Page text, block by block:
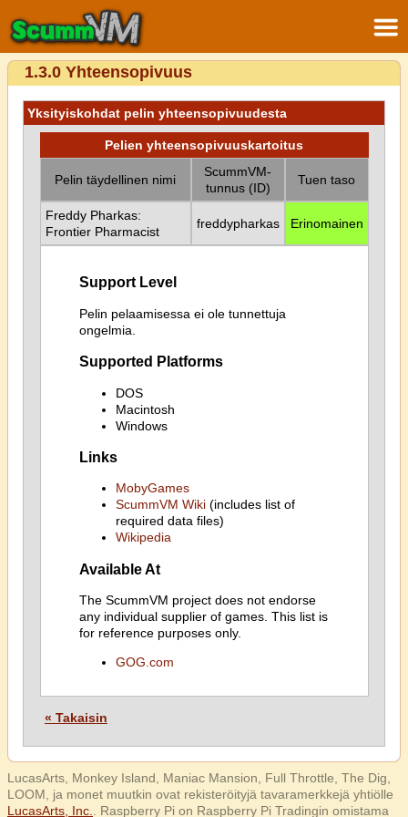
1.3.0 Yhteensopivuus
Yksityiskohdat pelin yhteensopivuudesta
Pelien yhteensopivuuskartoitus
Pelin täydellinen nimi
ScummVM-
tunnus (ID)
Tuen taso
Freddy Pharkas:
Frontier Pharmacist
freddypharkas Erinomainen
Support Level
Pelin pelaamisessa ei ole tunnettuja
ongelmia.
Supported Platforms
DOS
Macintosh
Windows
Links
MobyGames
ScummVM Wiki(includes list of
required data files)
Wikipedia
Available At
The ScummVM project does not endorse
any individual supplier of games. This list is
for reference purposes only.
GOG.com
« Takaisin
LucasArts, Monkey Island, Maniac Mansion, Full Throttle, The Dig,
LOOM, ja monet muutkin ovat rekisteröityjä tavaramerkkejä yhtiölle
LucasArts, Inc.
. Raspberry Pi on Raspberry Pi Tradingin omistama